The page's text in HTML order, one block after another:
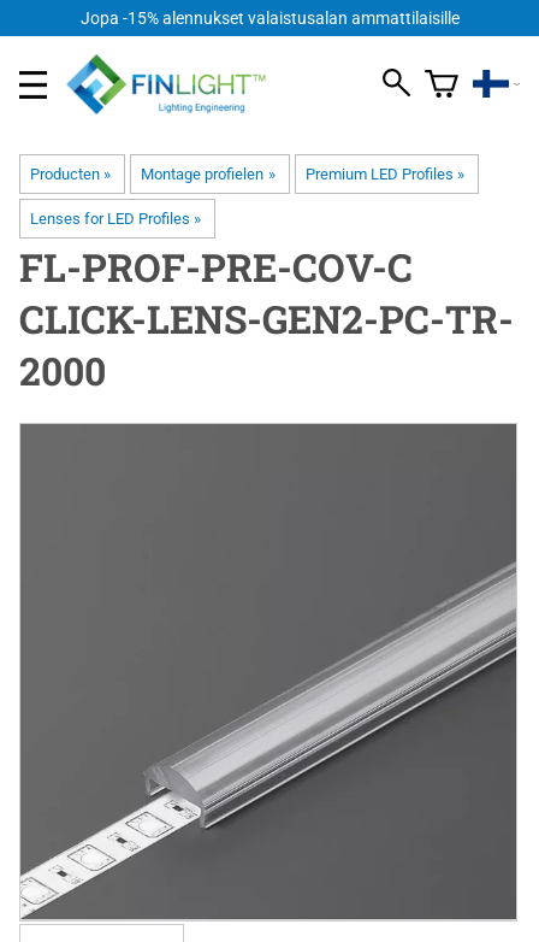
Jopa -15% alennukset valaistusalan ammattilaisille
Producten ‪» Montage profielen ‪» Premium LED Profiles ‪»
Lenses for LED Profiles ‪»
FL-PROF-PRE-COV-C
CLICK-LENS-GEN2-PC-TR-
2000